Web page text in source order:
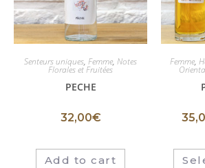
Senteurs uniques, Femme, Notes
Florales et Fruitées
PׂECHE
32,00€
Add to cart
Femme,